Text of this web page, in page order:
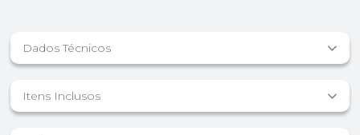
Dados Técnicos
Itens Inclusos